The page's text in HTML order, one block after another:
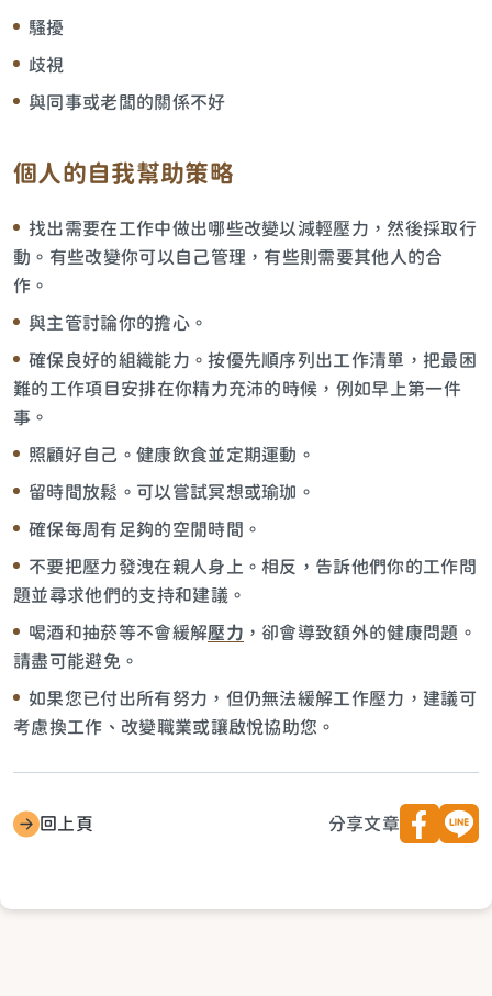
騷擾
歧視
與同事或老闆的關係不好
個人的自我幫助策略
找出需要在工作中做出哪些改變以減輕壓力，然後採取行
動。有些改變你可以自己管理，有些則需要其他人的合
作。
與主管討論你的擔心。
確保良好的組織能力。按優先順序列出工作清單，把最困
難的工作項目安排在你精力充沛的時候，例如早上第一件
事。
照顧好自己。健康飲食並定期運動。
留時間放鬆。可以嘗試冥想或瑜珈。
確保每周有足夠的空閒時間。
不要把壓力發洩在親人身上。相反，告訴他們你的工作問
題並尋求他們的支持和建議。
喝酒和抽菸等不會緩解壓力 ，卻會導致額外的健康問題。
請盡可能避免。
如果您已付出所有努力，但仍無法緩解工作壓力，建議可
考慮換工作、改變職業或讓啟悅協助您。
回上頁 分享文章